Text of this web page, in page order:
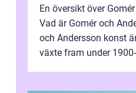
En översikt över
Vad är Gomér och
och Andersson konst
växte fram under